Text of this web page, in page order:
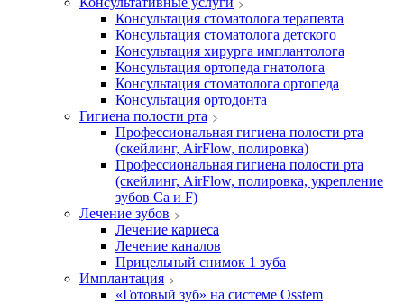
Консультация стоматолога терапевта
Консультация стоматолога детского
Консультация хирурга имплантолога
Консультация ортопеда гнатолога
Консультация стоматолога ортопеда
Консультация ортодонта
Гигиена полости рта
Профессиональная гигиена полости рта
(скейлинг, AirFlow, полировка)
Профессиональная гигиена полости рта
(скейлинг, AirFlow, полировка, укрепление
зубов Ca и F)
Лечение зубов
Лечение кариеса
Лечение каналов
Прицельный снимок 1 зуба
Имплантация
«Готовый зуб» на системе Osstem